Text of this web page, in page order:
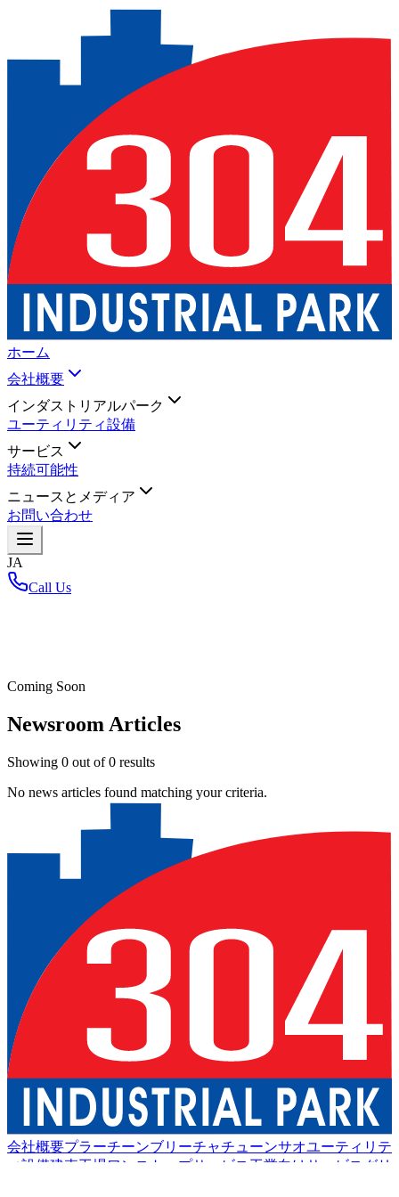
ホーム
会社概要
インダストリアルパーク
ユーティリティ設備
サービス
持続可能性
ニュースとメディア
お問い合わせ
JA
Call Us
Coming Soon
Newsroom Articles
Showing 0 out of0 results
No news articles found matching your criteria.
会社概要プラーチーンブリーチャチューンサオユーティリテ
ィ設備建売工場 ワンストップサービス 工業向けサービス グリ